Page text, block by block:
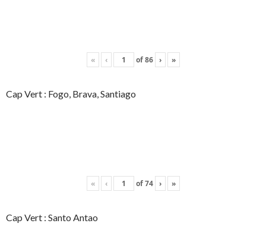
« ‹ of86 › »
Cap Vert : Fogo, Brava, Santiago
« ‹ of74 › »
Cap Vert : Santo Antao